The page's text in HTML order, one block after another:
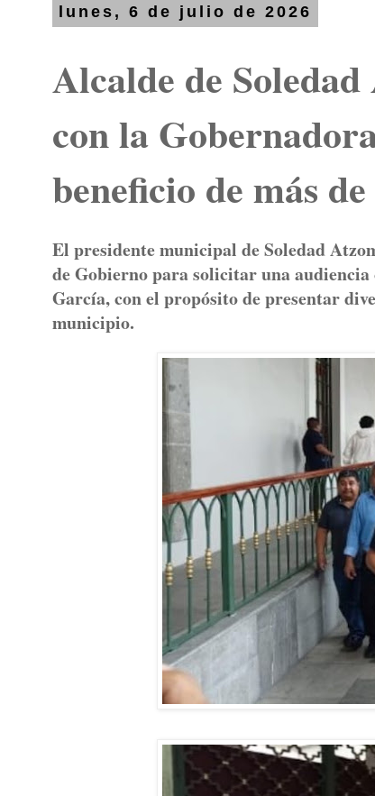
lunes, 6 de julio de 2026
Alcalde de
con la
beneficio de más
El presidente municipal de Soledad
de Gobierno para solicitar una
García, con el propósito de presentar
municipio.